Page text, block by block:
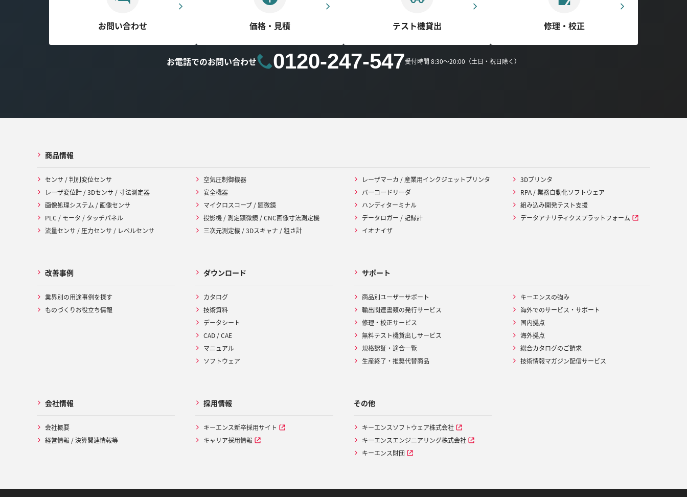
お問い合わせ 価格・見積 テスト機貸出 修理・校正
お電話でのお問い合わせ 0120-247-547受付時間 8:30～20:00（土日・祝日除く）
商品情報
センサ / 判別変位センサ
レーザ変位計 / 3Dセンサ / 寸法測定器
画像処理システム / 画像センサ
PLC / モータ / タッチパネル
流量センサ / 圧力センサ / レベルセンサ
空気圧制御機器
安全機器
マイクロスコープ / 顕微鏡
投影機 / 測定顕微鏡 / CNC画像寸法測定機
三次元測定機 / 3Dスキャナ / 粗さ計
レーザマーカ / 産業用インクジェットプリンタ
バーコードリーダ
ハンディターミナル
データロガー / 記録計
イオナイザ
3Dプリンタ
RPA / 業務自動化ソフトウェア
組み込み開発テスト支援
データアナリティクスプラットフォーム
改善事例
業界別の用途事例を探す
ものづくりお役立ち情報
ダウンロード
カタログ
技術資料
データシート
CAD / CAE
マニュアル
ソフトウェア
サポート
商品別ユーザーサポート
輸出関連書類の発行サービス
修理・校正サービス
無料テスト機貸出しサービス
規格認証・適合一覧
生産終了・推奨代替商品
キーエンスの強み
海外でのサービス・サポート
国内拠点
海外拠点
総合カタログのご請求
技術情報マガジン配信サービス
会社情報
会社概要
経営情報 / 決算関連情報等
採用情報
キーエンス新卒採用サイト
キャリア採用情報
その他
キーエンスソフトウェア株式会社
キーエンスエンジニアリング株式会社
キーエンス財団